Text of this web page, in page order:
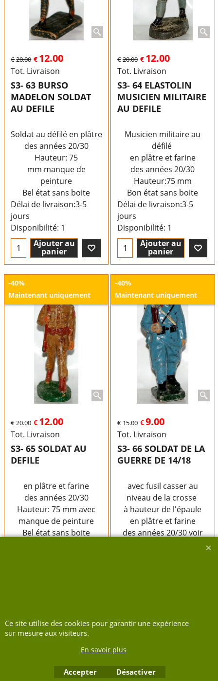
€20.00 € 12.00
Tot. Livraison
S3- 63 BURSO
MADELON SOLDAT
AU DEFILE
Soldat au défilé en plâtre et farine
des années 20/30
Hauteur: 75
mm manque de
peinture
Bel état sans boite
Délai de livraison:3-5
jours
Disponibilité: 1
Ajouter au
panier
€20.00 € 12.00
Tot. Livraison
S3- 64 ELASTOLIN
MUSICIEN MILITAIRE
AU DEFILE
Musicien militaire au
défilé
en plâtre et farine
des années 20/30
Hauteur:75 mm
Bon état sans boite
Délai de livraison:3-5
jours
Disponibilité: 1
Ajouter au
panier
-40%
Maintenant uniquement
€20.00 € 12.00
Tot. Livraison
S3- 65 SOLDAT AU
DEFILE
en plâtre et farine
des années 20/30
Hauteur: 75 mm avec
manque de peinture
Bel état sans boite
Ajouter au
panier
-40%
Maintenant uniquement
€15.00 €9.00
Tot. Livraison
S3- 66 SOLDAT DE LA
GUERRE DE 14/18
avec fusil casser au
niveau de la crosse
à hauteur de l'épaule
en plâtre et farine
des années 20/30 voir
Ajouter au
panier
Ce site utilise des cookies pour garantir une expérience
sur mesure aux visiteurs.
En savoir plus
Accepter Désactiver